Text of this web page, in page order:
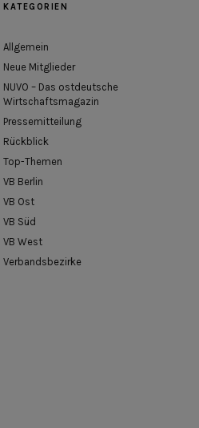
KATEGORIEN
Allgemein
Neue Mitglieder
NUVO – Das ostdeutsche
Wirtschaftsmagazin
Pressemitteilung
Rückblick
Top-Themen
VB Berlin
VB Ost
VB Süd
VB West
Verbandsbezirke